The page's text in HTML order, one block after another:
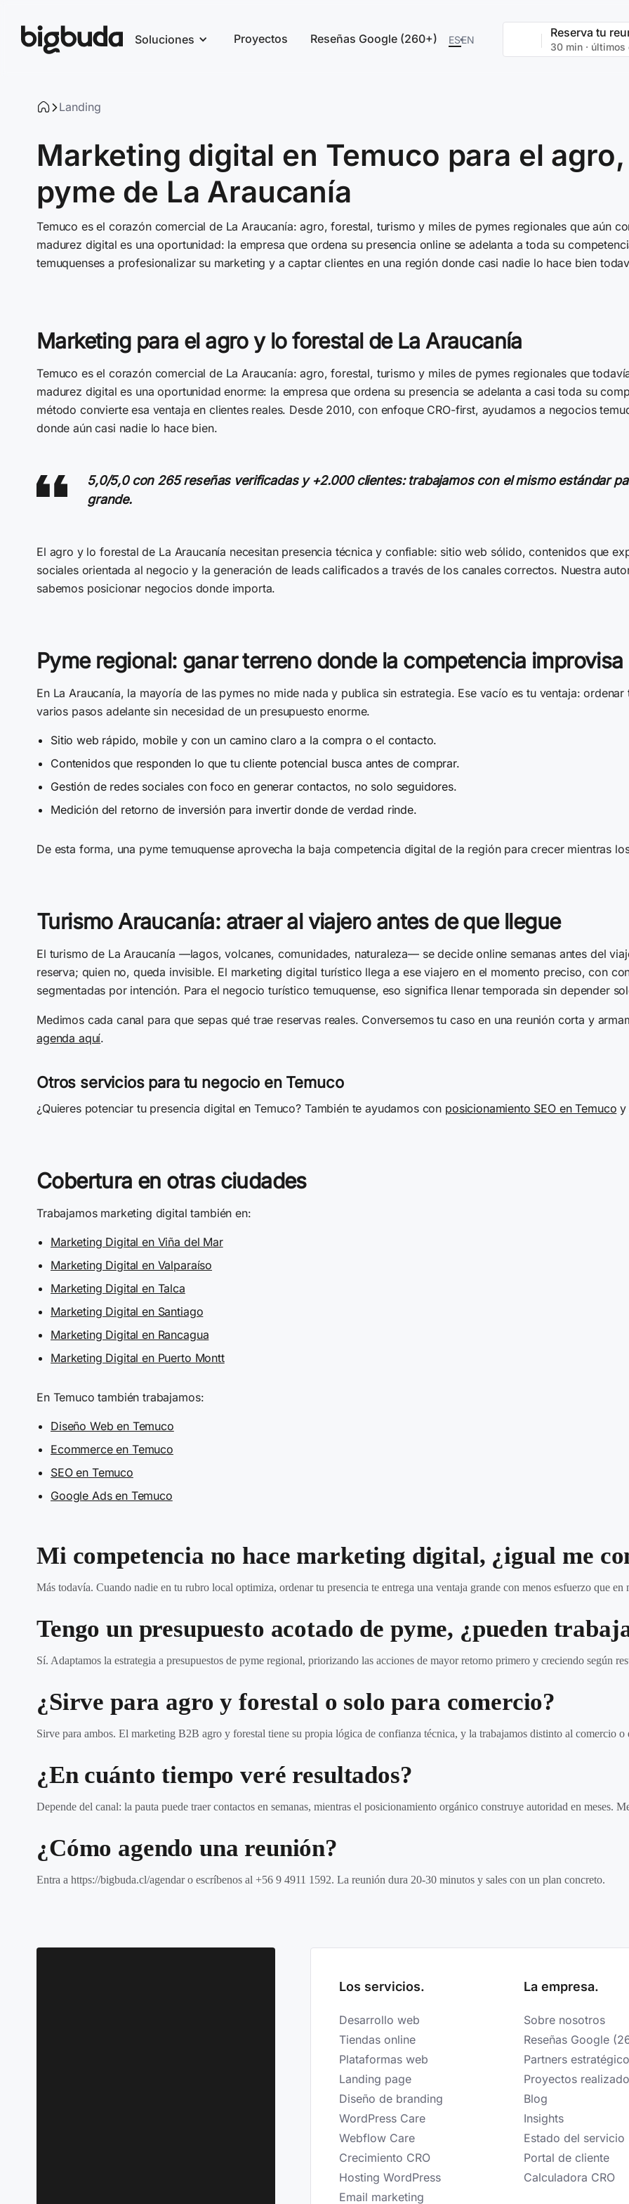
Soluciones Proyectos Reseñas Google (260+) ESEN Reserva tu
30 min · últimos
Landing
Marketing digital en Temuco para el
pyme de La Araucanía
Temuco es el corazón comercial de La Araucanía: agro, forestal, turismo y miles de pymes regionales que aún
madurez digital es una oportunidad: la empresa que ordena su presencia online se adelanta a toda su
temuquenses a profesionalizar su marketing y a captar clientes en una región donde casi nadie lo hace bien
Marketing para el agro y lo forestal de La Araucanía
Temuco es el corazón comercial de La Araucanía: agro, forestal, turismo y miles de pymes regionales que
madurez digital es una oportunidad enorme: la empresa que ordena su presencia se adelanta a casi toda su
método convierte esa ventaja en clientes reales. Desde 2010, con enfoque CRO-first, ayudamos a negocios
donde aún casi nadie lo hace bien.
5,0/5,0 con 265 reseñas verificadas y +2.000 clientes: trabajamos con el mismo estándar
grande.
El agro y lo forestal de La Araucanía necesitan presencia técnica y confiable: sitio web sólido, contenidos que
sociales orientada al negocio y la generación de leads calificados a través de los canales correctos. Nuestra
sabemos posicionar negocios donde importa.
Pyme regional: ganar terreno donde la competencia improvisa
En La Araucanía, la mayoría de las pymes no mide nada y publica sin estrategia. Ese vacío es tu ventaja:
varios pasos adelante sin necesidad de un presupuesto enorme.
Sitio web rápido, mobile y con un camino claro a la compra o el contacto.
Contenidos que responden lo que tu cliente potencial busca antes de comprar.
Gestión de redes sociales con foco en generar contactos, no solo seguidores.
Medición del retorno de inversión para invertir donde de verdad rinde.
De esta forma, una pyme temuquense aprovecha la baja competencia digital de la región para crecer mientras
Turismo Araucanía: atraer al viajero antes de que llegue
El turismo de La Araucanía —lagos, volcanes, comunidades, naturaleza— se decide online semanas antes del
reserva; quien no, queda invisible. El marketing digital turístico llega a ese viajero en el momento preciso, con
segmentadas por intención. Para el negocio turístico temuquense, eso significa llenar temporada sin depender
Medimos cada canal para que sepas qué trae reservas reales. Conversemos tu caso en una reunión corta y
agenda aquí.
Otros servicios para tu negocio en Temuco
¿Quieres potenciar tu presencia digital en Temuco? También te ayudamos con posicionamiento SEO en Temuco y
Cobertura en otras ciudades
Trabajamos marketing digital también en:
Marketing Digital en Viña del Mar
Marketing Digital en Valparaíso
Marketing Digital en Talca
Marketing Digital en Santiago
Marketing Digital en Rancagua
Marketing Digital en Puerto Montt
En Temuco también trabajamos:
Diseño Web en Temuco
Ecommerce en Temuco
SEO en Temuco
Google Ads en Temuco
Mi competencia no hace marketing digital, ¿igual me
Más todavía. Cuando nadie en tu rubro local optimiza, ordenar tu presencia te entrega una ventaja grande con menos esfuerzo que en
Tengo un presupuesto acotado de pyme, ¿pueden
Sí. Adaptamos la estrategia a presupuestos de pyme regional, priorizando las acciones de mayor retorno primero y creciendo según
¿Sirve para agro y forestal o solo para comercio?
Sirve para ambos. El marketing B2B agro y forestal tiene su propia lógica de confianza técnica, y la trabajamos distinto al comercio o
¿En cuánto tiempo veré resultados?
Depende del canal: la pauta puede traer contactos en semanas, mientras el posicionamiento orgánico construye autoridad en meses.
¿Cómo agendo una reunión?
Entra a https://bigbuda.cl/agendar o escríbenos al +56 9 4911 1592. La reunión dura 20-30 minutos y sales con un plan concreto.
Los servicios.
Desarrollo web
Tiendas online
Plataformas web
Landing page
Diseño de branding
WordPress Care
Webflow Care
Crecimiento CRO
Hosting WordPress
Email marketing
La empresa.
Sobre nosotros
Reseñas Google
Partners
Proyectos
Blog
Insights
Estado del servicio
Portal de cliente
Calculadora CRO